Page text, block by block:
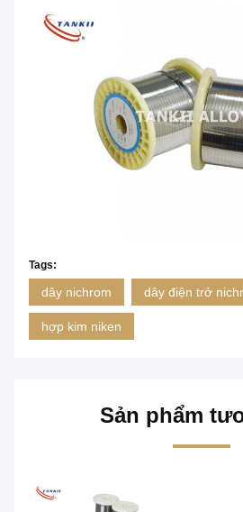
Tags:
dây nichrom dây điện trở
hợp kim niken
Sản phẩm